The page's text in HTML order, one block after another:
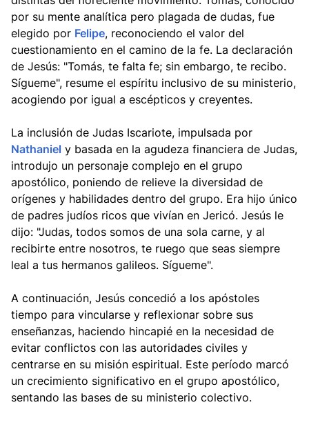
por su mente analítica pero plagada de dudas, fue
elegido por Felipe, reconociendo el valor del
cuestionamiento en el camino de la fe. La declaración
de Jesús: "Tomás, te falta fe; sin embargo, te recibo.
Sígueme", resume el espíritu inclusivo de su ministerio,
acogiendo por igual a escépticos y creyentes.
La inclusión de Judas Iscariote, impulsada por
Nathaniel y basada en la agudeza financiera de Judas,
introdujo un personaje complejo en el grupo
apostólico, poniendo de relieve la diversidad de
orígenes y habilidades dentro del grupo. Era hijo único
de padres judíos ricos que vivían en Jericó. Jesús le
dijo: "Judas, todos somos de una sola carne, y al
recibirte entre nosotros, te ruego que seas siempre
leal a tus hermanos galileos. Sígueme".
A continuación, Jesús concedió a los apóstoles
tiempo para vincularse y reflexionar sobre sus
enseñanzas, haciendo hincapié en la necesidad de
evitar conflictos con las autoridades civiles y
centrarse en su misión espiritual. Este período marcó
un crecimiento significativo en el grupo apostólico,
sentando las bases de su ministerio colectivo.